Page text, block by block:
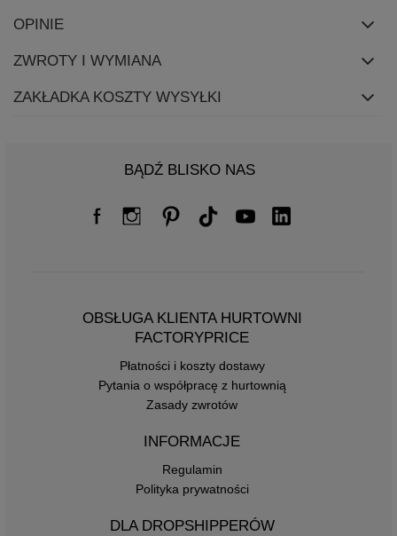
OPINIE
ZWROTY I WYMIANA
ZAKŁADKA KOSZTY WYSYŁKI
BĄDŹ BLISKO NAS
OBSŁUGA KLIENTA HURTOWNI
FACTORYPRICE
Płatności i koszty dostawy
Pytania o współpracę z hurtownią
Zasady zwrotów
INFORMACJE
Regulamin
Polityka prywatności
DLA DROPSHIPPERÓW